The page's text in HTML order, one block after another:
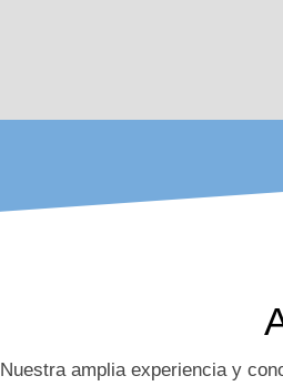
Nuestra amplia experiencia y